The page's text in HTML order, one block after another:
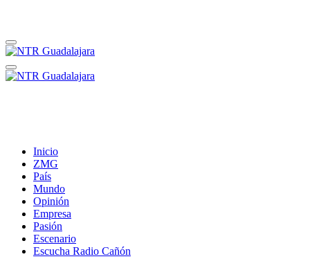
Inicio
ZMG
País
Mundo
Opinión
Empresa
Pasión
Escenario
Escucha Radio Cañón